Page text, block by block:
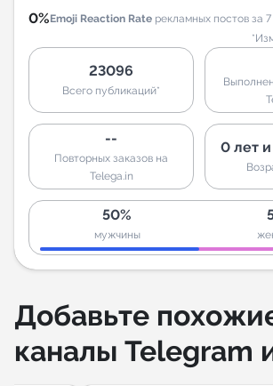
0%Emoji Reaction Rate рекламных постов за
23096
Всего публикаций*
--
Повторных заказов на
Telega.in
0 лет
50%
мужчины
Добавьте
каналы Telegram